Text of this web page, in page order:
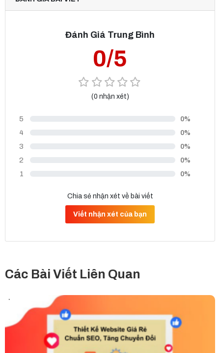
Đánh Giá Trung Bình
0/5
(0 nhận xét)
5 0%
4 0%
3 0%
2 0%
1 0%
Chia sẻ nhận xét về bài viết
Viết nhận xét của bạn
Các Bài Viết Liên Quan